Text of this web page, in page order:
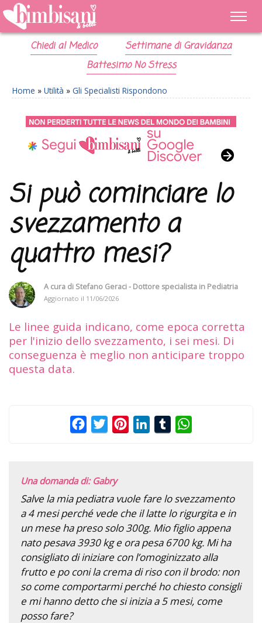
Chiedi al Medico
Settimane di Gravidanza
Battesimo No Stress
Home » Utilità » Gli Specialisti Rispondono
Si può cominciare lo
svezzamento a
quattro mesi?
A cura di Stefano Geraci - Dottore specialista in Pediatria
Aggiornato il 11/06/2026
Le linee guida indicano, come epoca corretta
per l'inizio dello svezzamento, i sei mesi. Di
conseguenza è meglio non anticipare troppo
questa data.
FacebookTwitterPinterestLinkedInTumblr
Una domanda di: Gabry
Salve la mia pediatra vuole fare lo svezzamento
a 4 mesi perché vede che il latte lo rigurgita e in
un mese ha preso solo 300g. Mio figlio appena
nato pesava 3930 kg e ora pesa 6700 kg. Mi ha
consigliato di iniziare con l’omoginizzato alla
frutto e po coni la crema di riso con il brodo: non
so come comportarmi perché ho chiesto consigli
e mi hanno detto che si inizia a 5 mesi, come
posso fare?